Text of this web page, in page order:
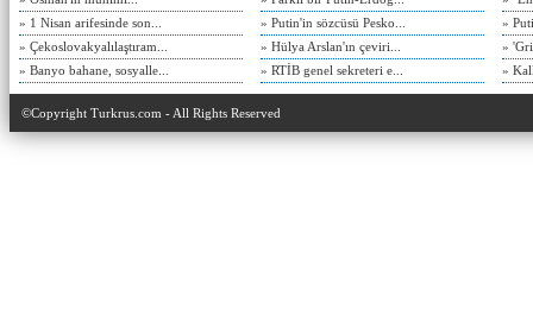
» 1 Nisan arifesinde son...
» Çekoslovakyalılaştıram...
» Banyo bahane, sosyalle...
» Putin'in sözcüsü Pesko...
» Hülya Arslan'ın çeviri...
» RTİB genel sekreteri e...
»
»
»
©Copyright Turkrus.com - All Rights Reserved